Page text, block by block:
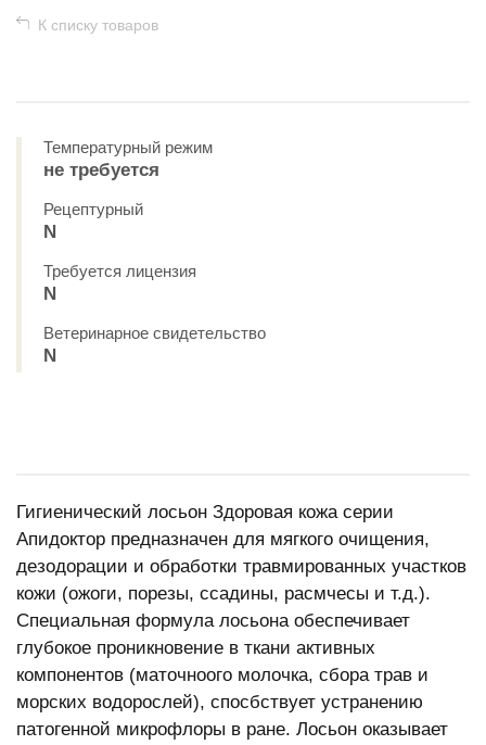
К списку товаров
Температурный режим
не требуется
Рецептурный
N
Требуется лицензия
N
Ветеринарное свидетельство
N
Гигиенический лосьон Здоровая кожа серии
Апидоктор предназначен для мягкого очищения,
дезодорации и обработки травмированных участков
кожи (ожоги, порезы, ссадины, расмчесы и т.д.).
Специальная формула лосьона обеспечивает
глубокое проникновение в ткани активных
компонентов (маточноого молочка, сбора трав и
морских водорослей), спосбствует устранению
патогенной микрофлоры в ране. Лосьон оказывает